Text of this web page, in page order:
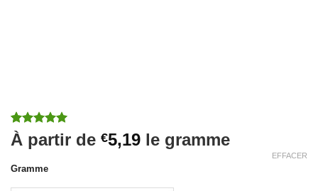
Noté 5sur
5 basé sur
1
client
À partir de €5,19 le gramme
Gramme
EFFACER